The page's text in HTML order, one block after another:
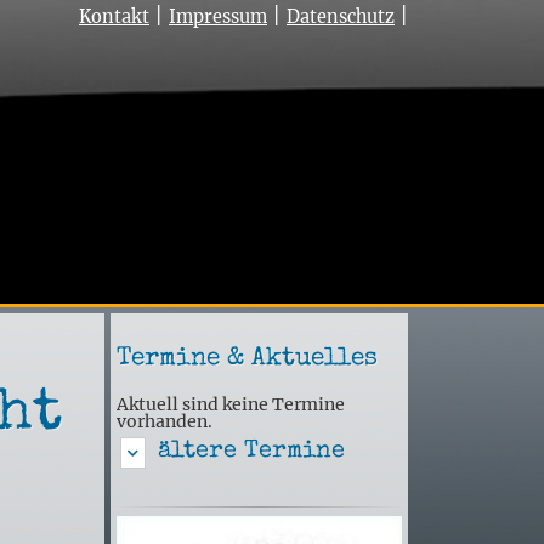
Navigation
überspringen
Kontakt Impressum Datenschutz
Termine & Aktuelles
Aktuell sind keine Termine
vorhanden.
ältere Termine